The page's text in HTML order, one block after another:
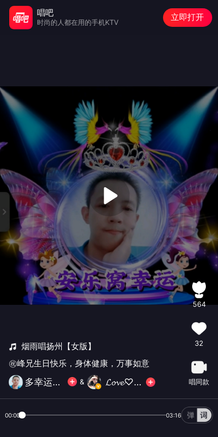
烟雨唱扬州【女版】
㊗️峰兄生日快乐，身体健康，万事如意
多幸运999🐵 & 𝓛𝓸𝓿𝓮♡月下贝
564
32
唱同款
00:00 03:16
唱吧
时尚的人都在用的手机KTV
立即打开